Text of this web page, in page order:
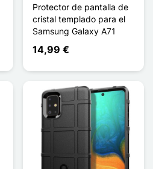
Protector de pantalla de
cristal templado para el
Samsung Galaxy A71
14,99 €